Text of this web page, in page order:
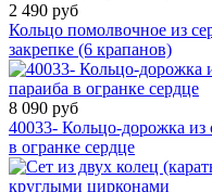
2 490 руб
Кольцо помолвочное из
закрепке (6 крапанов)
8 090 руб
40033- Кольцо-дорожка из
в огранке сердце